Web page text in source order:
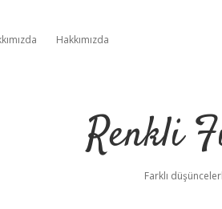
Hakkımızda
Renkli
Farklı